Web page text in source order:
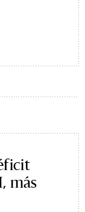
más